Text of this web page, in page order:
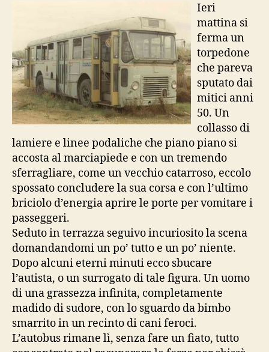
Ieri
mattina si
ferma un
torpedone
che pareva
sputato dai
mitici anni
50. Un
collasso di
lamiere e linee podaliche che piano piano si
accosta al marciapiede e con un tremendo
sferragliare, come un vecchio catarroso, eccolo
spossato concludere la sua corsa e con l’ultimo
briciolo d’energia aprire le porte per vomitare i
passeggeri.
Seduto in terrazza seguivo incuriosito la scena
domandandomi un po’ tutto e un po’ niente.
Dopo alcuni eterni minuti ecco sbucare
l’autista, o un surrogato di tale figura. Un uomo
di una grassezza infinita, completamente
madido di sudore, con lo sguardo da bimbo
smarrito in un recinto di cani feroci.
L’autobus rimane lì, senza fare un fiato, tutto